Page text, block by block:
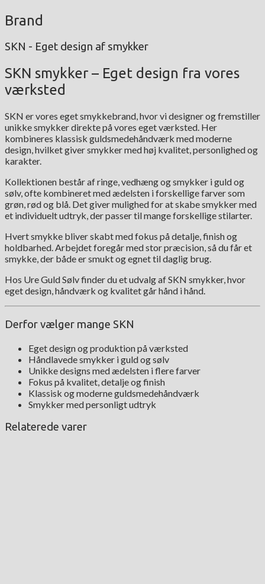
Brand
SKN - Eget design af smykker
SKN smykker – Eget design fra vores
værksted
SKN er vores eget smykkebrand, hvor vi designer og fremstiller
unikke smykker direkte på vores eget værksted. Her
kombineres klassisk guldsmedehåndværk med moderne
design, hvilket giver smykker med høj kvalitet, personlighed og
karakter.
Kollektionen består af ringe, vedhæng og smykker i guld og
sølv, ofte kombineret med ædelsten i forskellige farver som
grøn, rød og blå. Det giver mulighed for at skabe smykker med
et individuelt udtryk, der passer til mange forskellige stilarter.
Hvert smykke bliver skabt med fokus på detalje, finish og
holdbarhed. Arbejdet foregår med stor præcision, så du får et
smykke, der både er smukt og egnet til daglig brug.
Hos Ure Guld Sølv finder du et udvalg af SKN smykker, hvor
eget design, håndværk og kvalitet går hånd i hånd.
Derfor vælger mange SKN
Eget design og produktion på værksted
Håndlavede smykker i guld og sølv
Unikke designs med ædelsten i flere farver
Fokus på kvalitet, detalje og finish
Klassisk og moderne guldsmedehåndværk
Smykker med personligt udtryk
Relaterede varer